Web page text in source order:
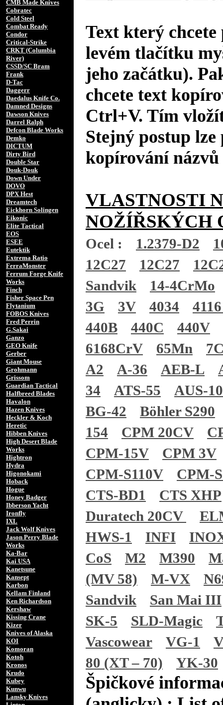
CMB Made Knives
Cobratec
Cold Steel
Combat Ready
Condor
Critical-Strike
CRKT (Columbia
River)
CSSD/SC Bram
Frank
D-Tac
Daggerr
Daedalus Knife Co.
Damned Designs
Dawson Knives
Darrel Ralph
Defcon Blade Works
Demko
DICTUM
Dirty Bird
Double Star
Douk-Douk
Down Under
DOVO
DPX Hest
Dreamtech
Eickhorn Solingen
Eikonic
Elite Tactical
EOS
ESEE
Eutektik
Extrema Ratio
FerraMonster
Ferrum Forge Knife
Works
Finch
Fisher Space Pen
Flytanium
FOBOS Knives
Fred Perrin
G.Sakai
Ganzo
GEO Knife
Gerber
Giant Mouse
Grohmann
Grissom
Guardian Tactical
Halfbreed Blades
Havalon
Hazen Knives
Heckler & Koch
Heretic
Hibben Knives
High Desert Blade
Works
Hightron
Hydra
Higonokami
Hoback
Hogue
Honey Badger
Ibberson Yacht
Ironfly
IXL
Jack Wolf Knives
Jason Perry Blade
Works
Ka-Bar
Kai USA
Kanetsune
Kansept
Karbon
Kellam Finland
Ken Richardson
Kershaw
Kissing Crane
Kizer
Knives of Alaska
KOI
Komoran
Kotoh
Kronos
Krudo
Kubey
Kunwu
Lansky Knives
Text který
levém tlačítku
jeho začátku).
chcete text
Ctrl+V. Tím
Stejný postup
kopírování
VLASTNOSTI
NOŽÍŘSKÝCH
Ocel : 1.2379-D2
12C27
12C27
Sandvik
14-4CrMo
3G
3V 4034
440B
440C
440V
6168CrV
65Mn
A2
A-36 AEB-L
34
ATS-55
AUS-
BG-42
Böhler S290
154
CPM 20CV
CPM-15V
CPM 3V
CPM-S110V
CPM-
CTS-BD1
CTS XHP
Duratech 20CV
HWS-1
INFI
CoS
M2 M390
(MV 58)
M-VX
Sandvik
San Mai III
SK-5
SLD-Magic
Vascowear
VG-1
80 (XT – 70)
YK-30
Špičkové